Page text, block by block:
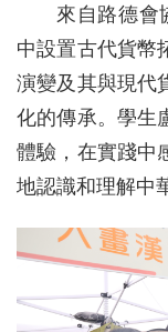
來自路德會
中設置古代貨幣
演變及其與現代
化的傳承。學生
體驗，在實踐中
地認識和理解中